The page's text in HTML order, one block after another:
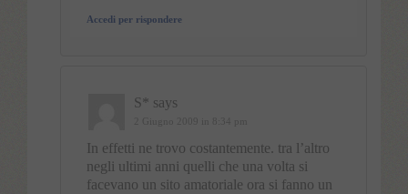
Accedi per rispondere
S* says
In effetti ne trovo costantemente. tra l’altro
negli ultimi anni quelli che una volta si
facevano un sito amatoriale ora si fanno un